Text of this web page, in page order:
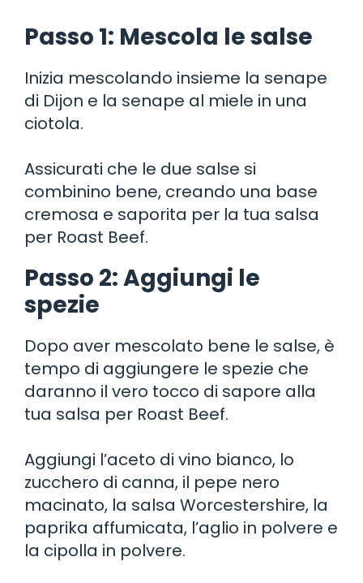
Passo 1: Mescola le salse
Inizia mescolando insieme la senape
di Dijon e la senape al miele in una
ciotola.
Assicurati che le due salse si
combinino bene, creando una base
cremosa e saporita per la tua salsa
per Roast Beef.
Passo 2: Aggiungi le
spezie
Dopo aver mescolato bene le salse, è
tempo di aggiungere le spezie che
daranno il vero tocco di sapore alla
tua salsa per Roast Beef.
Aggiungi l’aceto di vino bianco, lo
zucchero di canna, il pepe nero
macinato, la salsa Worcestershire, la
paprika affumicata, l’aglio in polvere e
la cipolla in polvere.